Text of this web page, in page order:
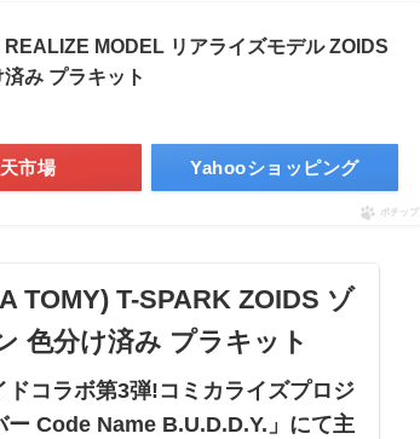
MODEL リアライズモデル ZOIDS
み プラキット
市場 Yahooショッピング
ポチップ
TOMY) T-SPARK ZOIDS ゾ
色分け済み プラキット
コラボ第3弾!コミカライズプロジ
Code Name B.U.D.D.Y.」にて主